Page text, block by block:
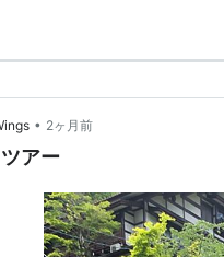
• 2ヶ月前
アー